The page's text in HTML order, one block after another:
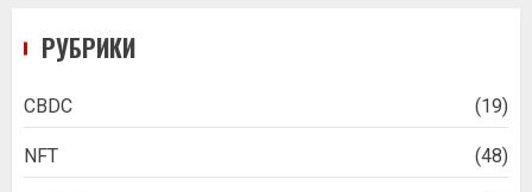
РУБРИКИ
CBDC (19)
NFT (48)